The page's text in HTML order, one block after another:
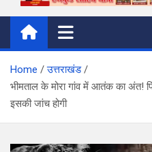
Home
उत्तराखंड
भीमताल के मोरा गांव में आतंक का अंत!
इसकी जांच होगी